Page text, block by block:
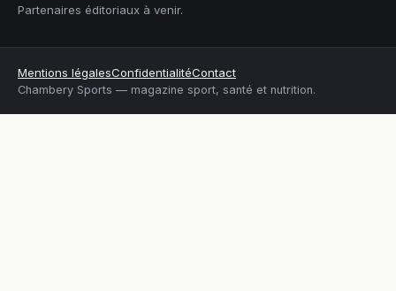
Partenaires éditoriaux à venir.
Mentions légalesConfidentialitéContact
Chambery Sports — magazine sport, santé et nutrition.